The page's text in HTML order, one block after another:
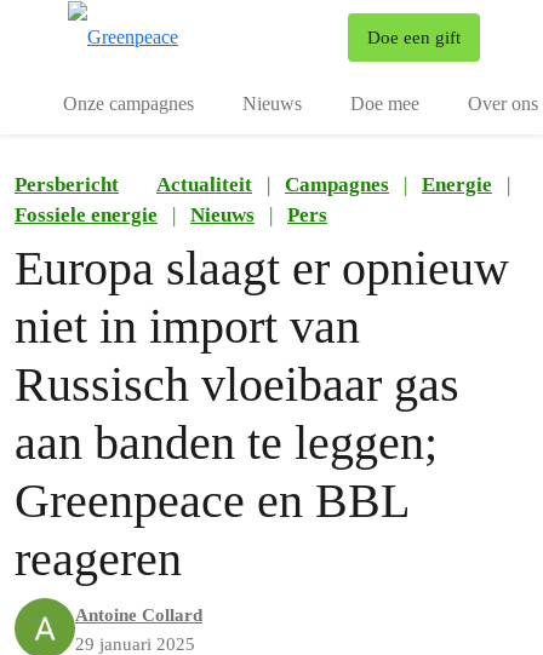
Doe een gift
Onze campagnes Nieuws Doe mee Over ons
Persbericht Actualiteit | Campagnes | Energie
|
Fossiele energie
| Nieuws | Pers
Europa slaagt er opnieuw
niet in import van
Russisch vloeibaar gas
aan banden te leggen;
Greenpeace en BBL
reageren
Antoine Collard
29 januari 2025